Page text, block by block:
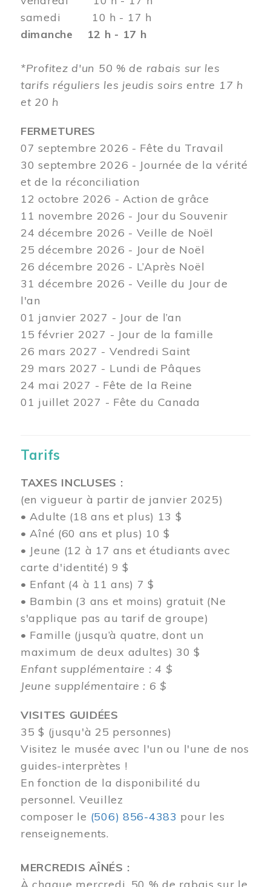
samedi 10 h - 17 h
dimanche 12 h - 17 h
*Profitez d'un 50 % de rabais sur les
tarifs réguliers les jeudis soirs entre 17 h
et 20 h
FERMETURES
07 septembre 2026 - Fête du Travail
30 septembre 2026 - Journée de la vérité
et de la réconciliation
12 octobre 2026 - Action de grâce
11 novembre 2026 - Jour du Souvenir
24 décembre 2026 - Veille de Noël
25 décembre 2026 - Jour de Noël
26 décembre 2026 - L’Après Noël
31 décembre 2026 - Veille du Jour de
l'an
01 janvier 2027 - Jour de l’an
15 février 2027 - Jour de la famille
26 mars 2027 - Vendredi Saint
29 mars 2027 - Lundi de Pâques
24 mai 2027 - Fête de la Reine
01 juillet 2027 - Fête du Canada
Tarifs
TAXES INCLUSES :
(en vigueur à partir de janvier 2025)
• Adulte (18 ans et plus) 13 $
• Aîné (60 ans et plus) 10 $
• Jeune (12 à 17 ans et étudiants avec
carte d'identité) 9 $
• Enfant (4 à 11 ans) 7 $
• Bambin (3 ans et moins) gratuit (Ne
s'applique pas au tarif de groupe)
• Famille (jusqu’à quatre, dont un
maximum de deux adultes) 30 $
Enfant supplémentaire : 4 $
Jeune supplémentaire : 6 $
VISITES GUIDÉES
35 $ (jusqu'à 25 personnes)
Visitez le musée avec l'un ou l'une de nos
guides-interprètes !
En fonction de la disponibilité du
personnel. Veuillez
composer le (506) 856-4383 pour les
renseignements.
MERCREDIS AÎNÉS :